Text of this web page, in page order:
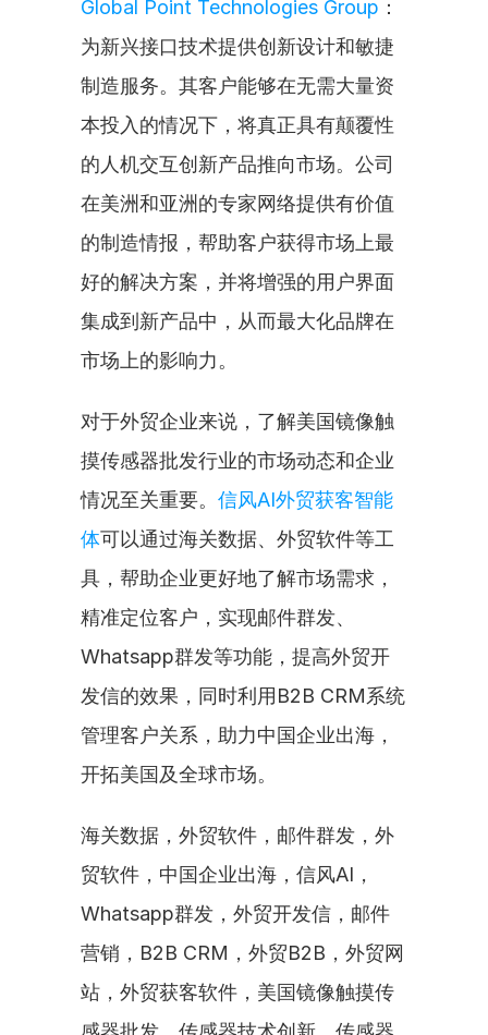
Global Point Technologies Group ：
为新兴接口技术提供创新设计和敏捷
制造服务。其客户能够在无需大量资
本投入的情况下，将真正具有颠覆性
的人机交互创新产品推向市场。公司
在美洲和亚洲的专家网络提供有价值
的制造情报，帮助客户获得市场上最
好的解决方案，并将增强的用户界面
集成到新产品中，从而最大化品牌在
市场上的影响力。
对于外贸企业来说，了解美国镜像触
摸传感器批发行业的市场动态和企业
情况至关重要。 信风AI外贸获客智能
体可以通过海关数据、外贸软件等工
具，帮助企业更好地了解市场需求，
精准定位客户，实现邮件群发、
Whatsapp群发等功能，提高外贸开
发信的效果，同时利用B2B CRM系统
管理客户关系，助力中国企业出海，
开拓美国及全球市场。
海关数据，外贸软件，邮件群发，外
贸软件，中国企业出海，信风AI，
Whatsapp群发，外贸开发信，邮件
营销，B2B CRM，外贸B2B，外贸网
站，外贸获客软件，美国镜像触摸传